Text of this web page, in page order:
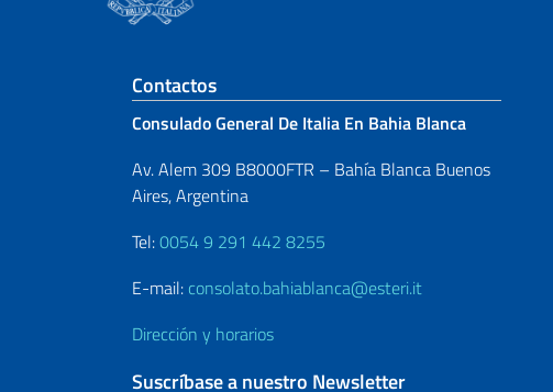
Sezione footer
Contactos
Consulado General De Italia En Bahia Blanca
Av. Alem 309 B8000FTR – Bahía Blanca Buenos
Aires, Argentina
Tel:0054 9 291 442 8255
E-mail: consolato.bahiablanca@esteri.it
Dirección y horarios
Suscríbase a nuestro Newsletter